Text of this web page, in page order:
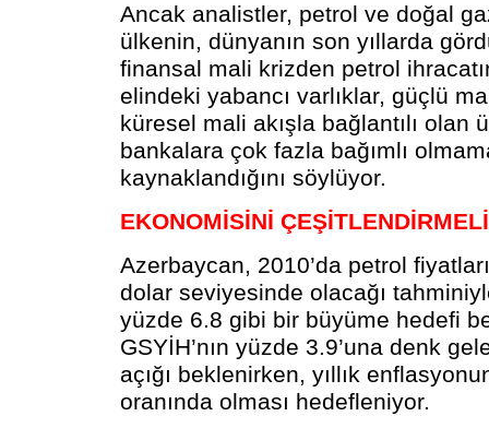
Ancak analistler, petrol ve doğal
ülkenin, dünyanın son yıllarda
finansal mali krizden petrol
elindeki yabancı varlıklar, güçlü
küresel mali akışla bağlantılı olan
bankalara çok fazla bağımlı
kaynaklandığını söylüyor.
EKONOMİSİNİ ÇEŞİTLENDİRMELİ
Azerbaycan, 2010’da petrol
dolar seviyesinde olacağı
yüzde 6.8 gibi bir büyüme hedefi
GSYİH’nın yüzde 3.9’una denk
açığı beklenirken, yıllık
oranında olması hedefleniyor.